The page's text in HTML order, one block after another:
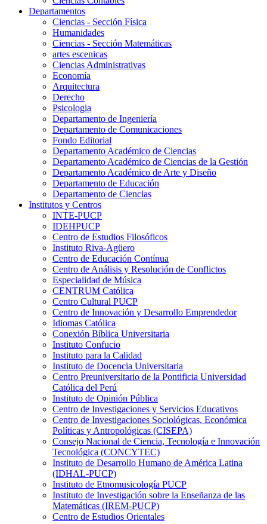
Departamentos
Ciencias - Sección Física
Humanidades
Ciencias - Sección Matemáticas
artes escenicas
Ciencias Administrativas
Economía
Arquitectura
Derecho
Psicologia
Departamento de Ingeniería
Departamento de Comunicaciones
Fondo Editorial
Departamento Académico de Ciencias
Departamento Académico de Ciencias de la Gestión
Departamento Académico de Arte y Diseño
Departamento de Educación
Departamento de Ciencias
Institutos y Centros
INTE-PUCP
IDEHPUCP
Centro de Estudios Filosóficos
Instituto Riva-Agüero
Centro de Educación Contínua
Centro de Análisis y Resolución de Conflictos
Especialidad de Música
CENTRUM Católica
Centro Cultural PUCP
Centro de Innovación y Desarrollo Emprendedor
Idiomas Católica
Conexión Bíblica Universitaria
Instituto Confucio
Instituto para la Calidad
Instituto de Docencia Universitaria
Centro Preuniversitario de la Pontificia Universidad
Católica del Perú
Instituto de Opinión Pública
Centro de Investigaciones y Servicios Educativos
Centro de Investigaciones Sociológicas, Económica
Políticas y Antropológicas (CISEPA)
Consejo Nacional de Ciencia, Tecnología e Innovación
Tecnológica (CONCYTEC)
Instituto de Desarrollo Humano de América Latina
(IDHAL-PUCP)
Instituto de Etnomusicología PUCP
Instituto de Investigación sobre la Enseñanza de las
Matemáticas (IREM-PUCP)
Centro de Estudios Orientales